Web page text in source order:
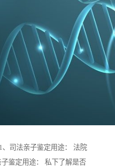
司法亲子鉴定用途： 法院
鉴定用途： 私下了解是否